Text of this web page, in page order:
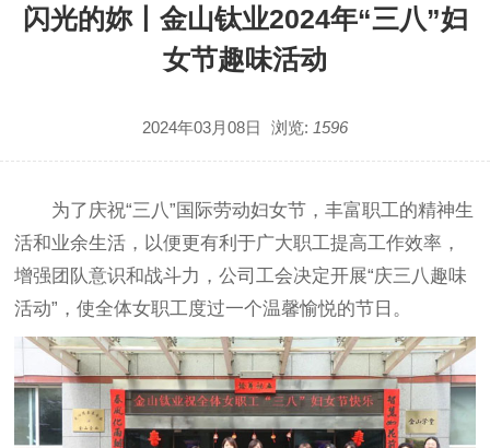
闪光的妳丨金山钛业2024年“三八”妇
女节趣味活动
2024年03月08日 浏览: 1596
为了庆祝“三八”国际劳动妇女节，丰富职工的精神生
活和业余生活，以便更有利于广大职工提高工作效率，
增强团队意识和战斗力，公司工会决定开展“庆三八趣味
活动”，使全体女职工度过一个温馨愉悦的节日。